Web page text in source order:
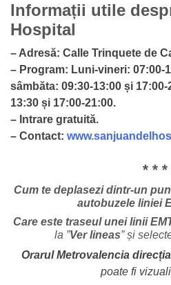
Informații utile
Hospital
– Adresă: Calle Trinquete de
– Program: Luni-vineri: 07:00-
sâmbăta: 09:30-13:00 și
13:30 și 17:00-21:00.
– Intrare gratuită.
– Contact:
* * *
Cum te deplasezi dintr-un
autobuzele liniei
Care este traseul unei linii
la ”Ver lineas” și
Orarul Metrovalencia
poate fi